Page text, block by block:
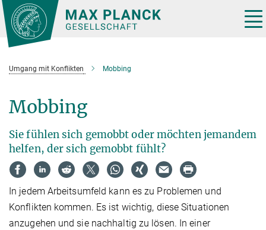
Hauptinhalt
Umgang mit Konflikten Mobbing
Mobbing
Sie fühlen sich gemobbt oder möchten jemandem
helfen, der sich gemobbt fühlt?
In jedem Arbeitsumfeld kann es zu Problemen und
Konflikten kommen. Es ist wichtig, diese Situationen
anzugehen und sie nachhaltig zu lösen. In einer